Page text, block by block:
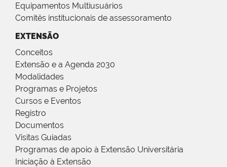
Equipamentos Multiusuários
Comitês institucionais de assessoramento
EXTENSÃO
Conceitos
Extensão e a Agenda 2030
Modalidades
Programas e Projetos
Cursos e Eventos
Registro
Documentos
Visitas Guiadas
Programas de apoio à Extensão Universitária
Iniciação à Extensão